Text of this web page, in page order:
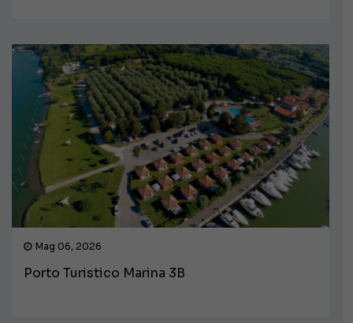
Mag 06, 2026
Porto Turistico Marina 3B